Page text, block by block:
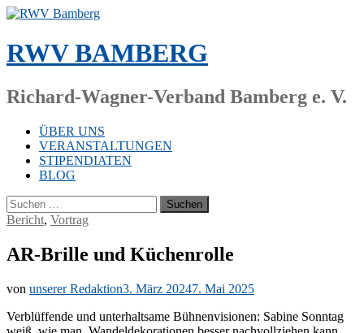
Zum
springen
RWV BAMBERG
Richard-Wagner-Verband Bamberg e. V.
ÜBER UNS
VERANSTALTUNGEN
STIPENDIATEN
BLOG
Suchen
nach:
Bericht, Vortrag
AR-Brille und Küchenrolle
von unserer Redaktion3. März 20247. Mai 2025
Ver­blüf­fen­de und un­ter­halt­sa­me Büh­nen­vi­sio­nen: Sa­bi­ne Sonn­tag